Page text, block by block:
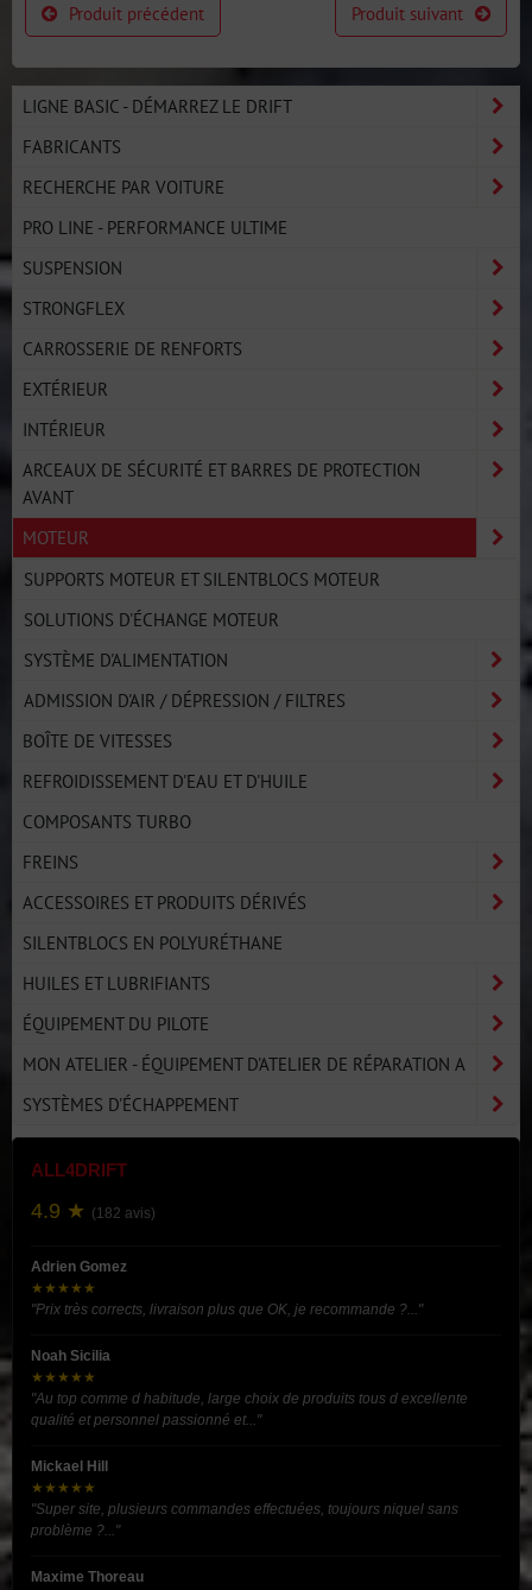
Produit précédent Produit suivant
LIGNE BASIC - DÉMARREZ LE DRIFT
FABRICANTS
RECHERCHE PAR VOITURE
PRO LINE - PERFORMANCE ULTIME
SUSPENSION
STRONGFLEX
CARROSSERIE DE RENFORTS
EXTÉRIEUR
INTÉRIEUR
ARCEAUX DE SÉCURITÉ ET BARRES DE PROTECTION
AVANT
MOTEUR
SUPPORTS MOTEUR ET SILENTBLOCS MOTEUR
SOLUTIONS D'ÉCHANGE MOTEUR
SYSTÈME D'ALIMENTATION
ADMISSION D'AIR / DÉPRESSION / FILTRES
BOÎTE DE VITESSES
REFROIDISSEMENT D'EAU ET D'HUILE
COMPOSANTS TURBO
FREINS
ACCESSOIRES ET PRODUITS DÉRIVÉS
SILENTBLOCS EN POLYURÉTHANE
HUILES ET LUBRIFIANTS
ÉQUIPEMENT DU PILOTE
MON ATELIER - ÉQUIPEMENT D'ATELIER DE RÉPARATION A
SYSTÈMES D'ÉCHAPPEMENT
ALL4DRIFT
4.9 ★ (182 avis)
Adrien Gomez
★★★★★
"Prix très corrects, livraison plus que OK, je recommande ?..."
Noah Sicilia
★★★★★
"Au top comme d habitude, large choix de produits tous d excellente
qualité et personnel passionné et..."
Mickael Hill
★★★★★
"Super site, plusieurs commandes effectuées, toujours niquel sans
problème ?..."
Maxime Thoreau